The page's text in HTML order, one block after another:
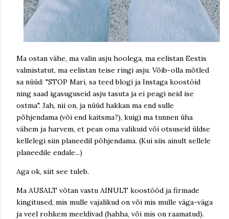
Ma ostan vähe, ma valin asju hoolega, ma eelistan Eestis
valmistatut, ma eelistan teise ringi asju. Võib-olla mõtled
sa nüüd: "STOP Mari, sa teed blogi ja Instaga koostöid
ning saad igasuguseid asju tasuta ja ei peagi neid ise
ostma". Jah, nii on, ja nüüd hakkan ma end sulle
põhjendama (või end kaitsma?), kuigi ma tunnen üha
vähem ja harvem, et pean oma valikuid või otsuseid üldse
kellelegi siin planeedil põhjendama. (Kui siis ainult sellele
planeedile endale...)
Aga ok, siit see tuleb.
Ma AUSALT võtan vastu AINULT koostööd ja firmade
kingitused, mis mulle vajalikud on või mis mulle väga-väga
ja veel rohkem meeldivad (hahha, või mis on raamatud).